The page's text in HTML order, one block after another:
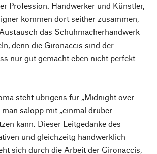
Profession. Handwerker und Künstler,
kommen dort seither zusammen,
das Schuhmacherhandwerk
denn die Gironaccis sind der
nur gut gemacht eben nicht perfekt
steht übrigens für „Midnight over
man salopp mit „einmal drüber
kann. Dieser Leitgedanke des
und gleichzeitg handwerklich
sich durch die Arbeit der Gironaccis,